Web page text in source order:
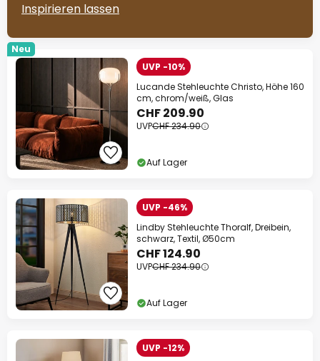
Inspirieren lassen
Neu
UVP -10%
Lucande Stehleuchte Christo, Höhe 160
cm, chrom/weiß, Glas
CHF 209.90
UVPCHF 234.90
Auf Lager
UVP -46%
Lindby Stehleuchte Thoralf, Dreibein,
schwarz, Textil, Ø50cm
CHF 124.90
UVPCHF 234.90
Auf Lager
UVP -12%